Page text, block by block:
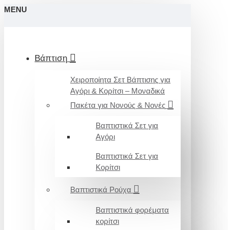
MENU
Βάπτιση
Χειροποίητα Σετ Βάπτισης για
Αγόρι & Κορίτσι – Μοναδικά
Πακέτα για Νονούς & Νονές
Βαπτιστικά Σετ για
Αγόρι
Βαπτιστικά Σετ για
Κορίτσι
Βαπτιστικά Ρούχα
Βαπτιστικά φορέματα
κορίτσι